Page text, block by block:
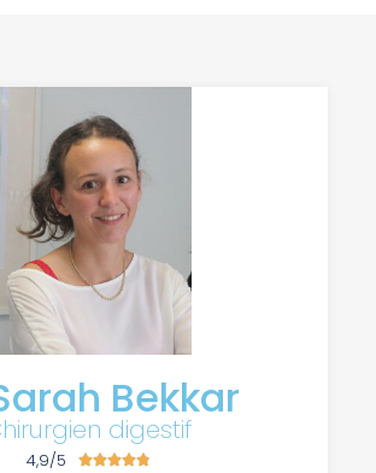
Bekkar
digestif
4,9/5 